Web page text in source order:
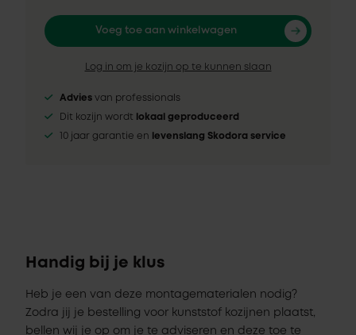
Voeg toe aan winkelwagen
Log in om je kozijn op te kunnen slaan
Advies van professionals
Dit kozijn wordt lokaal geproduceerd
10 jaar garantie en levenslang Skodora service
Handig bij je klus
Heb je een van deze montagematerialen nodig?
Zodra jij je bestelling voor kunststof kozijnen plaatst,
bellen wij je op om je te adviseren en deze toe te